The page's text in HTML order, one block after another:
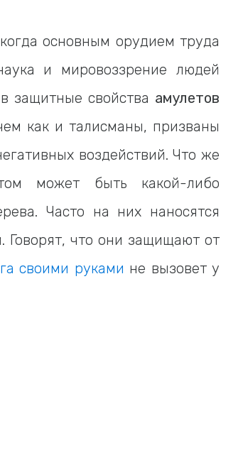
основным орудием труда
и мировоззрение людей
защитные свойства амулетов
как и талисманы, призваны
воздействий. Что же
может быть какой-либо
Часто на них наносятся
Говорят, что они защищают от
своими руками не вызовет у